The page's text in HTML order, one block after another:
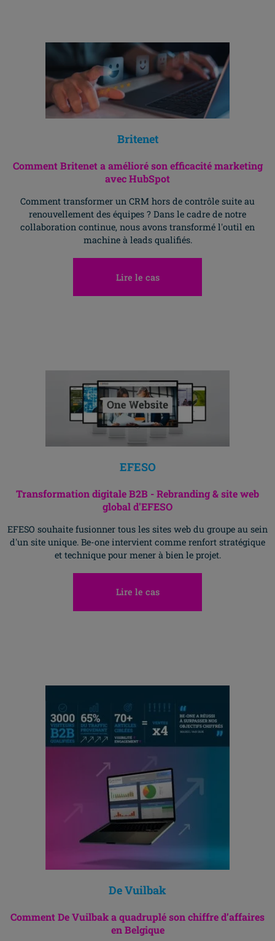
Britenet
Comment Britenet a amélioré son efficacité marketing
avec HubSpot
Comment transformer un CRM hors de contrôle suite au
renouvellement des équipes ? Dans le cadre de notre
collaboration continue, nous avons transformé l'outil en
machine à leads qualifiés.
Lire le cas
EFESO
Transformation digitale B2B - Rebranding & site web
global d'EFESO
EFESO souhaite fusionner tous les sites web du groupe au sein
d'un site unique. Be-one intervient comme renfort stratégique
et technique pour mener à bien le projet.
Lire le cas
De Vuilbak
Comment De Vuilbak a quadruplé son chiffre d’affaires
en Belgique